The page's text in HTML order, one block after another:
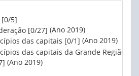
[0/5]
[0/27] (Ano 2019)
das capitais [0/1] (Ano 2019)
das capitais da Grande Região
(Ano 2019)